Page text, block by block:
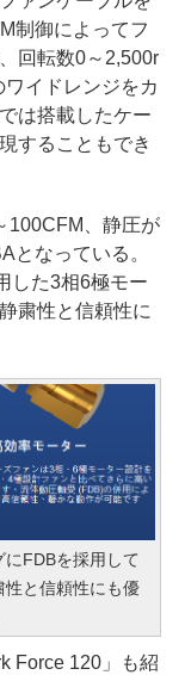
制御によってフ
回転数0～2,500r
イドレンジをカ
は搭載したケー
することもでき
100CFM、静圧が
となっている。
した3相6極モー
粛性と信頼性に
にFDBを採用して
性と信頼性にも優
Force 120」も紹